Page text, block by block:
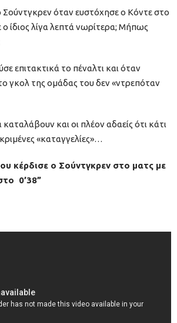
Σούντγκρεν όταν ευστόχησε ο Κόντε στο
ο ίδιος λίγα λεπτά νωρίτερα; Μήπως
επιτακτικά το πέναλτι και όταν
γκολ της ομάδας του δεν «ντρεπόταν
και οι πλέον αδαείς ότι κάτι
«καταγγελίες»…
κέρδισε ο Σούντγκρεν στο ματς με
0’38”